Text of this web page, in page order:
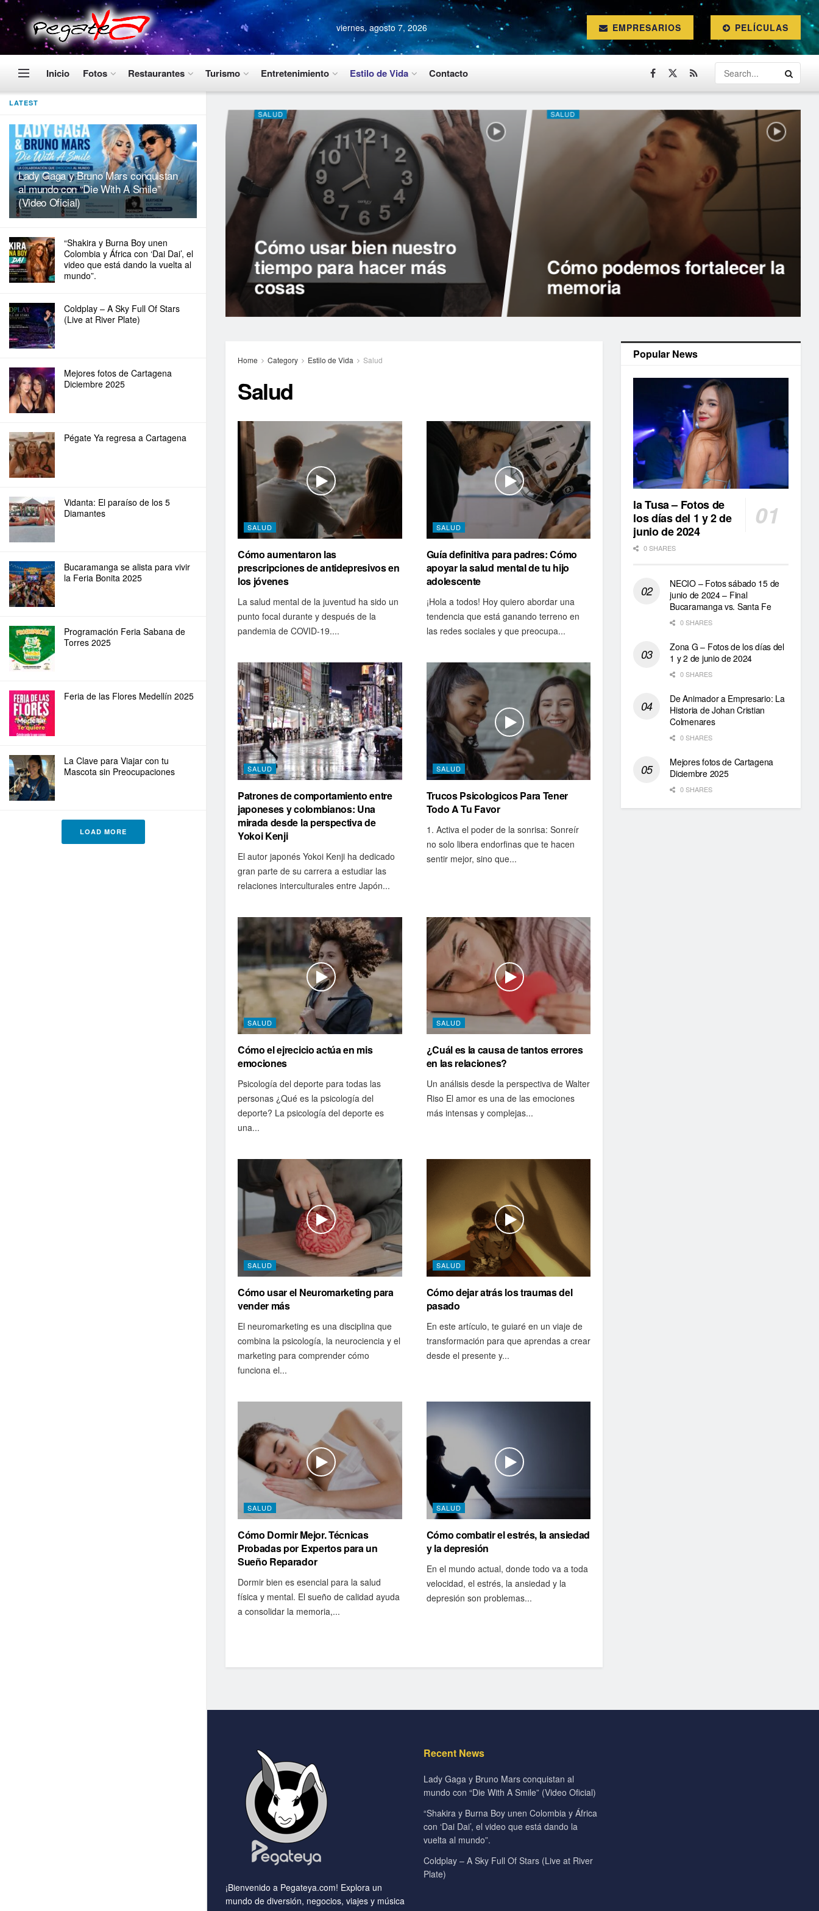
LATEST
Lady Gaga y Bruno Mars conquistan
al mundo con “Die With A Smile”
(Video Oficial)
“Shakira y Burna Boy unen
Colombia y África con ‘Dai Dai’, el
video que está dando la vuelta al
mundo”.
Coldplay – A Sky Full Of Stars
(Live at River Plate)
Mejores fotos de Cartagena
Diciembre 2025
Pégate Ya regresa a Cartagena
Vidanta: El paraíso de los 5
Diamantes
Bucaramanga se alista para vivir
la Feria Bonita 2025
Programación Feria Sabana de
Torres 2025
Feria de las Flores Medellín 2025
La Clave para Viajar con tu
Mascota sin Preocupaciones
LOAD MORE
viernes, agosto 7, 2026 EMPRESARIOS PELÍCULAS
Inicio Fotos Restaurantes Turismo Entretenimiento Estilo de Vida Contacto
SALUD
Cómo usar bien nuestro
tiempo para hacer más
cosas
SALUD
Cómo podemos fortalecer la
memoria
Home Category Estilo de Vida Salud
Salud
SALUD
Cómo aumentaron las
prescripciones de antidepresivos en
los jóvenes
La salud mental de la juventud ha sido un
punto focal durante y después de la
pandemia de COVID-19....
SALUD
Guía definitiva para padres: Cómo
apoyar la salud mental de tu hijo
adolescente
¡Hola a todos! Hoy quiero abordar una
tendencia que está ganando terreno en
las redes sociales y que preocupa...
SALUD
Patrones de comportamiento entre
japoneses y colombianos: Una
mirada desde la perspectiva de
Yokoi Kenji
El autor japonés Yokoi Kenji ha dedicado
gran parte de su carrera a estudiar las
relaciones interculturales entre Japón...
SALUD
Trucos Psicologicos Para Tener
Todo A Tu Favor
1. Activa el poder de la sonrisa: Sonreír
no solo libera endorfinas que te hacen
sentir mejor, sino que...
SALUD
Cómo el ejrecicio actúa en mis
emociones
Psicología del deporte para todas las
personas ¿Qué es la psicología del
deporte? La psicología del deporte es
una...
SALUD
¿Cuál es la causa de tantos errores
en las relaciones?
Un análisis desde la perspectiva de Walter
Riso El amor es una de las emociones
más intensas y complejas...
SALUD
Cómo usar el Neuromarketing para
vender más
El neuromarketing es una disciplina que
combina la psicología, la neurociencia y el
marketing para comprender cómo
funciona el...
SALUD
Cómo dejar atrás los traumas del
pasado
En este artículo, te guiaré en un viaje de
transformación para que aprendas a crear
desde el presente y...
SALUD
Cómo Dormir Mejor. Técnicas
Probadas por Expertos para un
Sueño Reparador
Dormir bien es esencial para la salud
física y mental. El sueño de calidad ayuda
a consolidar la memoria,...
SALUD
Cómo combatir el estrés, la ansiedad
y la depresión
En el mundo actual, donde todo va a toda
velocidad, el estrés, la ansiedad y la
depresión son problemas...
Popular News
la Tusa – Fotos de
los días del 1 y 2 de
junio de 2024
0 SHARES
NECIO – Fotos sábado 15 de
junio de 2024 – Final
Bucaramanga vs. Santa Fe
0 SHARES
Zona G – Fotos de los días del
1 y 2 de junio de 2024
0 SHARES
De Animador a Empresario: La
Historia de Johan Cristian
Colmenares
0 SHARES
Mejores fotos de Cartagena
Diciembre 2025
0 SHARES
¡Bienvenido a Pegateya.com! Explora un
mundo de diversión, negocios, viajes y música
Recent News
Lady Gaga y Bruno Mars conquistan al
mundo con “Die With A Smile” (Video Oficial)
“Shakira y Burna Boy unen Colombia y África
con ‘Dai Dai’, el video que está dando la
vuelta al mundo”.
Coldplay – A Sky Full Of Stars (Live at River
Plate)